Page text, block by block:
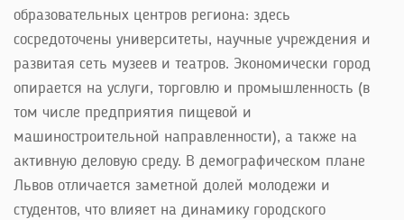
образовательных центров региона: здесь
сосредоточены университеты, научные учреждения и
развитая сеть музеев и театров. Экономически город
опирается на услуги, торговлю и промышленность (в
том числе предприятия пищевой и
машиностроительной направленности), а также на
активную деловую среду. В демографическом плане
Львов отличается заметной долей молодежи и
студентов, что влияет на динамику городского